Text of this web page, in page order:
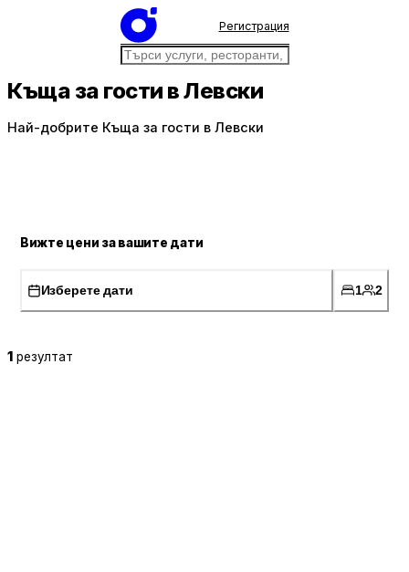
Регистрация
Къща за гости в Левски
Най-добрите Къща за гости в Левски
Вижте цени за вашите дати
Изберете дати 1 2
1 резултат